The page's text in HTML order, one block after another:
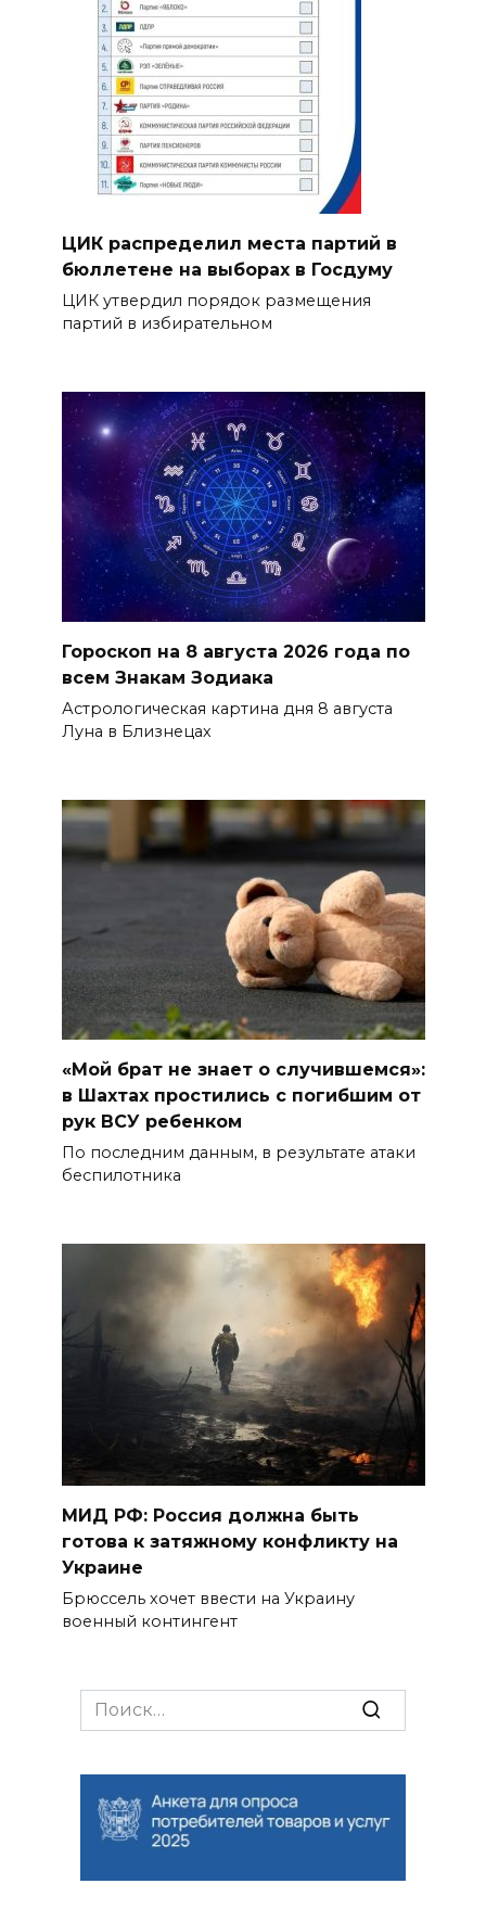
ЦИК распределил места партий в
бюллетене на выборах в Госдуму
ЦИК утвердил порядок размещения
партий в избирательном
Гороскоп на 8 августа 2026 года по
всем Знакам Зодиака
Астрологическая картина дня 8 августа
Луна в Близнецах
«Мой брат не знает о случившемся»:
в Шахтах простились с погибшим от
рук ВСУ ребенком
По последним данным, в результате атаки
беспилотника
МИД РФ: Россия должна быть
готова к затяжному конфликту на
Украине
Брюссель хочет ввести на Украину
военный контингент
Search
for: